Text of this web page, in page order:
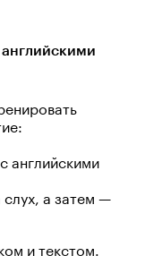
английскими
слух, а затем —
и текстом.